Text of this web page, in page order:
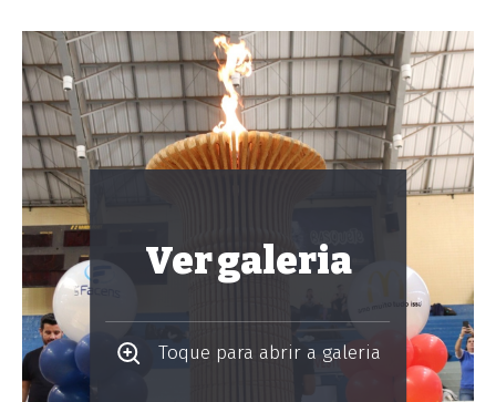
Ver galeria
Toque para abrir a galeria